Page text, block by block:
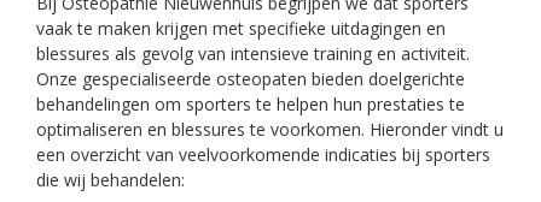
vaak te maken krijgen met specifieke uitdagingen en
blessures als gevolg van intensieve training en activiteit.
Onze gespecialiseerde osteopaten bieden doelgerichte
behandelingen om sporters te helpen hun prestaties te
optimaliseren en blessures te voorkomen. Hieronder vindt u
een overzicht van veelvoorkomende indicaties bij sporters
die wij behandelen: